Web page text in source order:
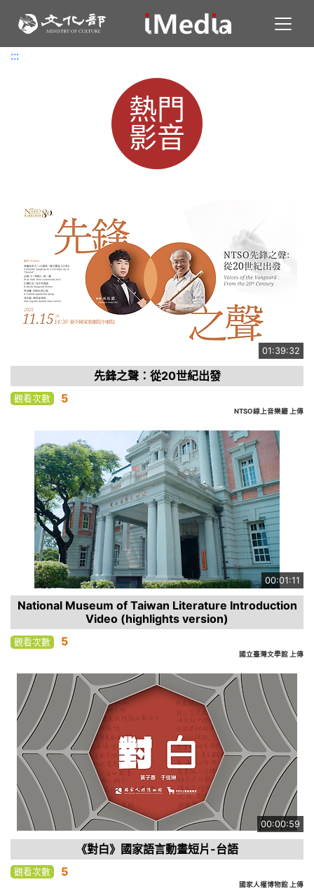
:::
:::
熱門
影音
01:39:32
先鋒之聲：從20世紀出發
觀看次數 5
NTSO線上音樂廳 上傳
00:01:11
National Museum of Taiwan Literature Introduction
Video (highlights version)
觀看次數 5
國立臺灣文學館 上傳
00:00:59
《對白》國家語言動畫短片-台語
觀看次數 5
國家人權博物館 上傳